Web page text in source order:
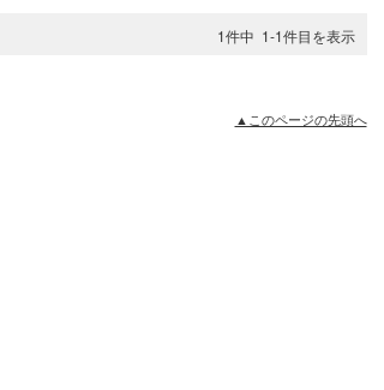
1件中 1-1件目を表示
▲このページの先頭へ